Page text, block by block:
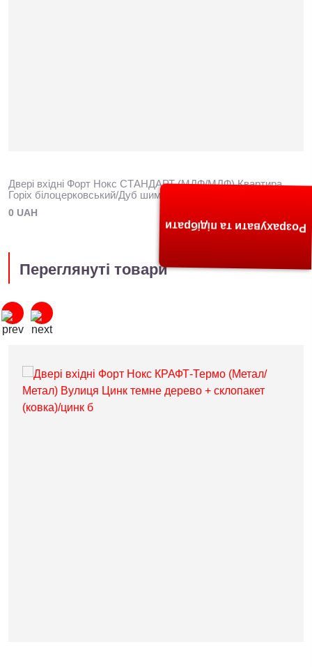
Двері вхідні Форт Нокс СТАНДАРТ (МДФ/МДФ) Квартира
Горіх білоцерковський/Дуб шимо світлий DG-36
0 UAH
Переглянуті товари
Розрахувати та підібрати